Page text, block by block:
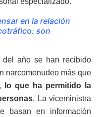
en la relación
son
año se han recibido
narcomenudeo más que
lo que ha permitido la
. La viceministra
basan en información